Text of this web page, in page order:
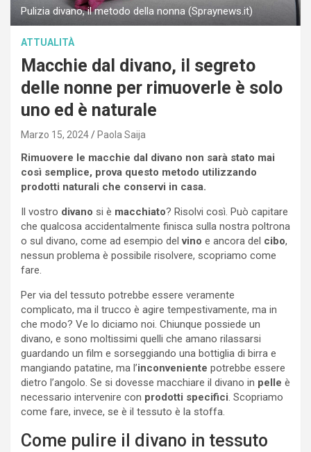
Pulizia divano, il metodo della nonna (Spraynews.it)
ATTUALITÀ
Macchie dal divano, il segreto
delle nonne per rimuoverle è solo
uno ed è naturale
Marzo 15, 2024 Paola Saija
Rimuovere le macchie dal divano non sarà stato mai
così semplice, prova questo metodo utilizzando
prodotti naturali che conservi in casa.
Il vostro divano si è macchiato? Risolvi così. Può capitare
che qualcosa accidentalmente finisca sulla nostra poltrona
o sul divano, come ad esempio delvino e ancora del cibo,
nessun problema è possibile risolvere, scopriamo come
fare.
Per via del tessuto potrebbe essere veramente
complicato, ma il trucco è agire tempestivamente, ma in
che modo? Ve lo diciamo noi. Chiunque possiede un
divano, e sono moltissimi quelli che amano rilassarsi
guardando un film e sorseggiando una bottiglia di birra e
mangiando patatine, ma l’inconveniente potrebbe essere
dietro l’angolo. Se si dovesse macchiare il divano in pelle è
necessario intervenire con prodotti specifici. Scopriamo
come fare, invece, se è il tessuto è la stoffa.
Come pulire il divano in tessuto